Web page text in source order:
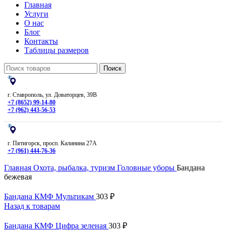
Главная
Услуги
О нас
Блог
Контакты
Таблицы размеров
Поиск
г. Ставрополь, ул. Доваторцев, 39В
+7 (8652) 99-14-80
+7 (962) 443-56-53
г. Пятигорск, просп. Калинина 27А
+7 (961) 444-76-36
Главная Охота, рыбалка, туризм Головные уборы Бандана
бежевая
Бандана КМФ Мультикам 303 ₽
Назад к товарам
Бандана КМФ Цифра зеленая 303 ₽